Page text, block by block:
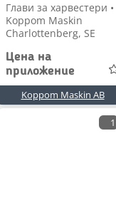
Глави за харвестери •
Koppom Maskin
Charlottenberg, SE
Цена на
приложение
Koppom Maskin AB
1